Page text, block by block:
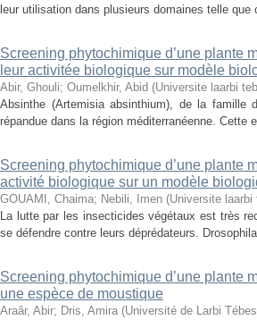
leur utilisation dans plusieurs domaines telle
Screening phytochimique d’une plante
leur activitée biologique sur modèle
Abir, Ghouli; Oumelkhir, Abid (Universite laarbi
Absinthe (Artemisia absinthium), de la famille
répandue dans la région méditerranéenne.
Screening phytochimique d’une plante
activité biologique sur un modèle
GOUAMI, Chaima; Nebili, Imen (Universite
La lutte par les insecticides végétaux est très
se défendre contre leurs déprédateurs.
Screening phytochimique d’une plante
une espèce de moustique
Araâr, Abir; Dris, Amira (Université de Larbi